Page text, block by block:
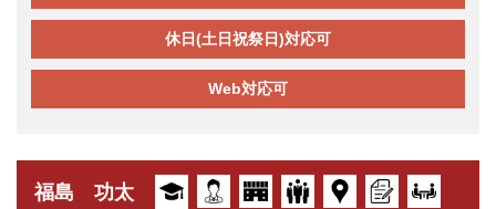
休日(土日祝祭日)対応可
Web対応可
福島 功太